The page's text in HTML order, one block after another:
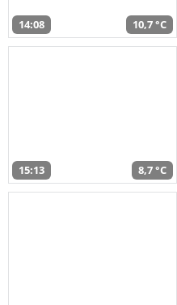
14:08 10,7 °C
15:13 8,7 °C